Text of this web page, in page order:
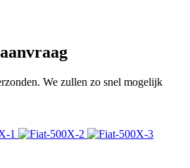
We zullen zo snel mogelijk